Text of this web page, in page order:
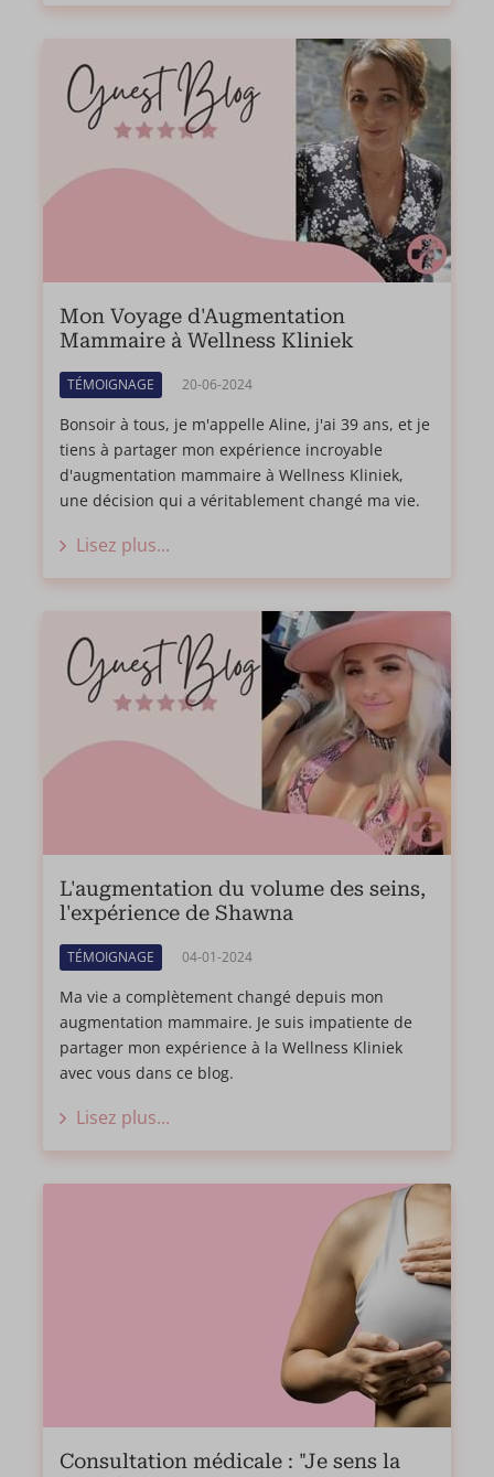
Mon Voyage d'Augmentation
Mammaire à Wellness Kliniek
TÉMOIGNAGE 20-06-2024
Bonsoir à tous, je m'appelle Aline, j'ai 39 ans, et je
tiens à partager mon expérience incroyable
d'augmentation mammaire à Wellness Kliniek,
une décision qui a véritablement changé ma vie.
Lisez plus...
L'augmentation du volume des seins,
l'expérience de Shawna
TÉMOIGNAGE 04-01-2024
Ma vie a complètement changé depuis mon
augmentation mammaire. Je suis impatiente de
partager mon expérience à la Wellness Kliniek
avec vous dans ce blog.
Lisez plus...
Consultation médicale : "Je sens la